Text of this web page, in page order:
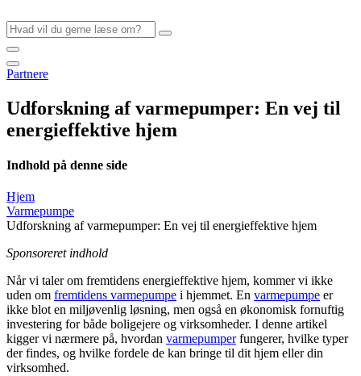
til
indhold
Partnere
Udforskning af varmepumper: En vej til
energieffektive hjem
Indhold på denne side
Hjem
Varmepumpe
Udforskning af varmepumper: En vej til energieffektive hjem
Sponsoreret indhold
Når vi taler om fremtidens energieffektive hjem, kommer vi ikke
uden om fremtidens varmepumpe i hjemmet. En varmepumpe er
ikke blot en miljøvenlig løsning, men også en økonomisk fornuftig
investering for både boligejere og virksomheder. I denne artikel
kigger vi nærmere på, hvordan varmepumperfungerer, hvilke typer
der findes, og hvilke fordele de kan bringe til dit hjem eller din
virksomhed.